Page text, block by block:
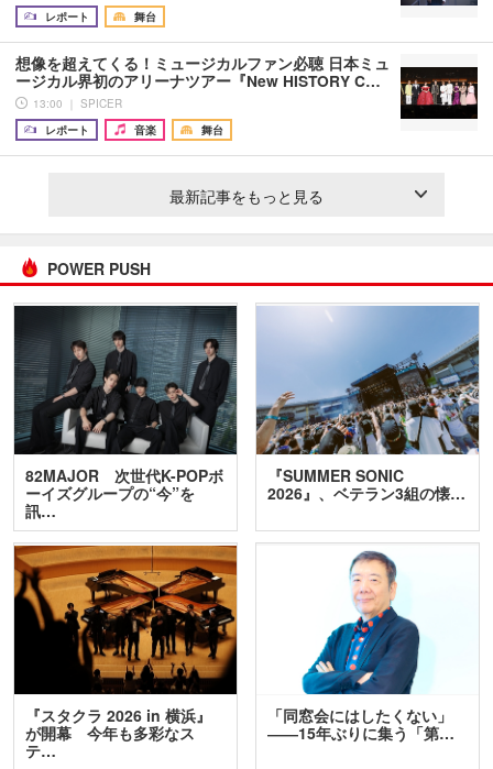
レポート
舞台
想像を超えてくる！ミュージカルファン必聴 日本ミュ
ージカル界初のアリーナツアー『New HISTORY C…
13:00 ｜ SPICER
レポート
音楽 舞台
最新記事をもっと見る
POWER PUSH
82MAJOR 次世代K-POPボ
ーイズグループの“今”を
訊…
『SUMMER SONIC
2026』、ベテラン3組の懐…
『スタクラ 2026 in 横浜』
が開幕 今年も多彩なス
テ…
「同窓会にはしたくない」
――15年ぶりに集う「第…